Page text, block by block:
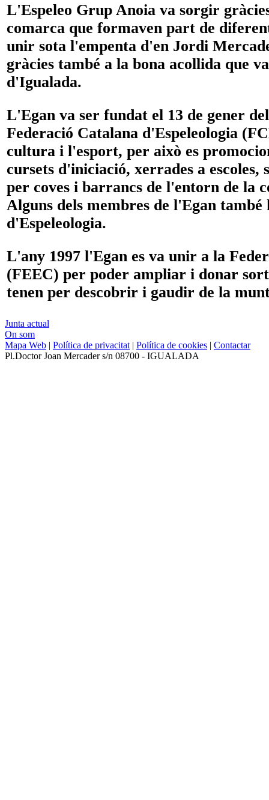
L'Espeleo Grup Anoia va sorgir
comarca que formaven part de
unir sota l'empenta d'en Jordi
gràcies també a la bona acollida que
d'Igualada.
L'Egan va ser fundat el 13 de gener
Federació Catalana d'Espeleologia
cultura i l'esport, per això es
cursets d'iniciació, xerrades a
per coves i barrancs de l'entorn de la
Alguns dels membres de l'Egan
d'Espeleologia.
L'any 1997 l'Egan es va unir a la
(FEEC) per poder ampliar i donar
tenen per descobrir i gaudir de la
Junta actual
On som
Mapa Web | Política de privacitat | Política de cookies | Contactar
Pl.Doctor Joan Mercader s/n 08700 - IGUALADA